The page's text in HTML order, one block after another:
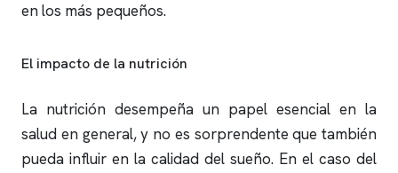
en los más pequeños.
El impacto de la nutrición
La nutrición desempeña un papel esencial en la
salud en general, y no es sorprendente que también
pueda influir en la calidad del sueño. En el caso del